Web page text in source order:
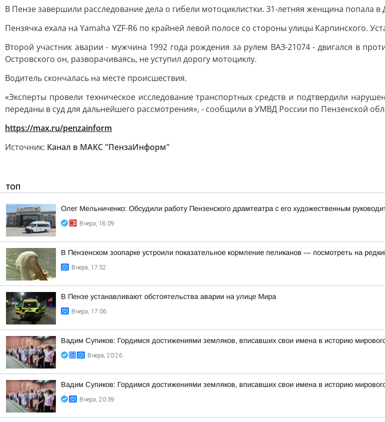
В Пензе завершили расследование дела о гибели мотоциклистки. 31-летняя женщина попала
Пензячка ехала на Yamaha YZF-R6 по крайней левой полосе со стороны улицы Карпинского.
Второй участник аварии - мужчина 1992 года рождения за рулем ВАЗ-21074 - двигался в
Островского он, разворачиваясь, не уступил дорогу мотоциклу.
Водитель скончалась на месте происшествия.
«Эксперты провели техническое исследование транспортных средств и подтвердили
переданы в суд для дальнейшего рассмотрения», - сообщили в УМВД России по Пензенской
https://max.ru/penzainform
Источник: Канал в МАКС "ПензаИнформ"
ТОП
Олег Мельниченко: Обсудили работу Пензенского драмтеатра с его художественным
Вчера, 18:09
В Пензенском зоопарке устроили показательное кормление пеликанов — посмотреть на
Вчера, 17:52
В Пензе устанавливают обстоятельства аварии на улице Мира
Вчера, 17:06
Вадим Супиков: Гордимся достижениями земляков, вписавших свои имена в историю
Вчера, 20:26
Вадим Супиков: Гордимся достижениями земляков, вписавших свои имена в историю
Вчера, 20:39